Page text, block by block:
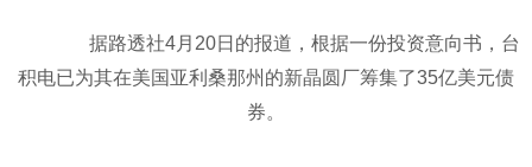
据路透社4月20日的报道，根据一份投资意向书，台
积电已为其在美国亚利桑那州的新晶圆厂筹集了35亿美元债
券。